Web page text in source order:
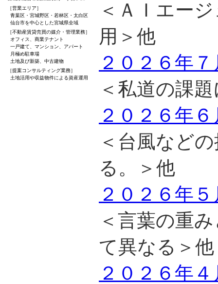
＜ＡＩエー
用＞他
２０２６年
＜私道の課
２０２６年
＜台風など
る。＞他
２０２６年
＜言葉の重
て異なる＞他
２０２６年
［営業エリア］
青葉区・宮城野区・若林区・太白区
仙台市を中心とした宮城県全域
［不動産賃貸売買の媒介・管理業務］
オフィス、商業テナント
一戸建て、マンション、アパート
月極め駐車場
土地及び新築、中古建物
［提案コンサルティング業務］
土地活用や収益物件による資産運用